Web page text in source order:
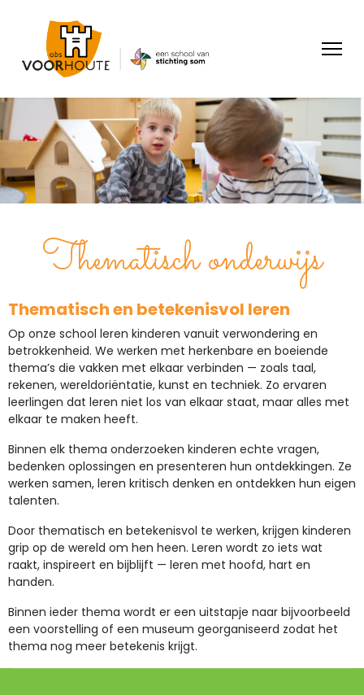
Thematisch onderwijs
Thematisch en betekenisvol leren
Op onze school leren kinderen vanuit verwondering en
betrokkenheid. We werken met herkenbare en boeiende
thema’s die vakken met elkaar verbinden — zoals taal,
rekenen, wereldoriëntatie, kunst en techniek. Zo ervaren
leerlingen dat leren niet los van elkaar staat, maar alles met
elkaar te maken heeft.
Binnen elk thema onderzoeken kinderen echte vragen,
bedenken oplossingen en presenteren hun ontdekkingen. Ze
werken samen, leren kritisch denken en ontdekken hun eigen
talenten.
Door thematisch en betekenisvol te werken, krijgen kinderen
grip op de wereld om hen heen. Leren wordt zo iets wat
raakt, inspireert en bijblijft — leren met hoofd, hart en
handen.
Binnen ieder thema wordt er een uitstapje naar bijvoorbeeld
een voorstelling of een museum georganiseerd zodat het
thema nog meer betekenis krijgt.